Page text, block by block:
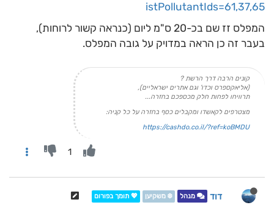
istPollutantIds=61,37,65
המפלס זז שם בכ-20 ס"מ ליום (כנראה קשור לרוחות),
בעבר זה כן הראה במדויק על גובה המפלס.
קונים הרבה דרך הרשת ?
(אליאקספרס וכדו' וגם אתרים ישראליים),
תרוויחו לפחות חלק מכספכם בחזרה...
מצטרפים לקאשדו ומקבלים כסף בחזרה על כל קניה:
https://cashdo.co.il/?ref=koBMDU
1
דוד מנהל ❄️ משקיען 💖 תומך בפורום